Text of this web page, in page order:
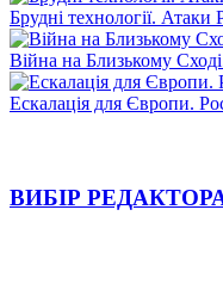
Брудні технології.
Війна на Близькому
Ескалація для Європи.
ВИБІР